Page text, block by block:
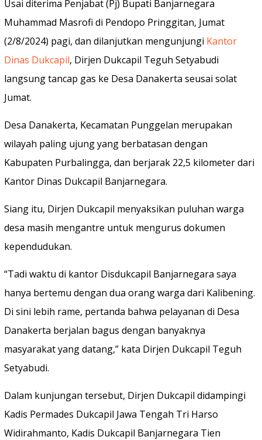
Usai diterima Penjabat (Pj) Bupati Banjarnegara
Muhammad Masrofi di Pendopo Pringgitan, Jumat
(2/8/2024) pagi, dan dilanjutkan mengunjungi Kantor
Dinas Dukcapil, Dirjen Dukcapil Teguh Setyabudi
langsung tancap gas ke Desa Danakerta seusai solat
Jumat.
Desa Danakerta, Kecamatan Punggelan merupakan
wilayah paling ujung yang berbatasan dengan
Kabupaten Purbalingga, dan berjarak 22,5 kilometer dari
Kantor Dinas Dukcapil Banjarnegara.
Siang itu, Dirjen Dukcapil menyaksikan puluhan warga
desa masih mengantre untuk mengurus dokumen
kependudukan.
“Tadi waktu di kantor Disdukcapil Banjarnegara saya
hanya bertemu dengan dua orang warga dari Kalibening.
Di sini lebih rame, pertanda bahwa pelayanan di Desa
Danakerta berjalan bagus dengan banyaknya
masyarakat yang datang,” kata Dirjen Dukcapil Teguh
Setyabudi.
Dalam kunjungan tersebut, Dirjen Dukcapil didampingi
Kadis Permades Dukcapil Jawa Tengah Tri Harso
Widirahmanto, Kadis Dukcapil Banjarnegara Tien